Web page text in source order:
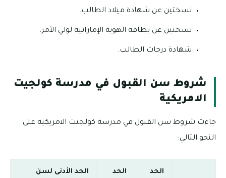
نسختين عن شهادة ميلاد الطالب.
نسختين عن بطاقة الهوية الإماراتية لولي الأمر.
شهادة درجات الطالب.
شروط سن القبول في مدرسة كولجيت
الامريكية
جاءت شروط سن القبول في مدرسة كولجيت الامريكية على
النحو التالي:
الحد
الحد
الحد الأدنى لسن